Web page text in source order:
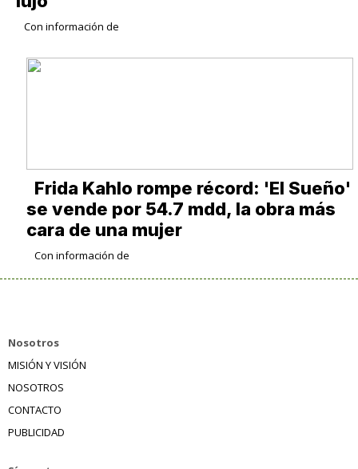
Con información de
Frida Kahlo rompe récord: 'El Sueño'
se vende por 54.7 mdd, la obra más
cara de una mujer
Con información de
Nosotros
MISIÓN Y VISIÓN
NOSOTROS
CONTACTO
PUBLICIDAD